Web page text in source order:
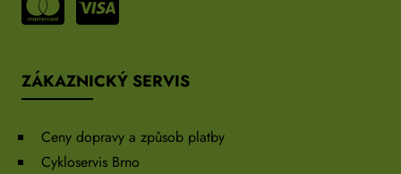
ZÁKAZNICKÝ SERVIS
Ceny dopravy a způsob platby
Cykloservis Brno